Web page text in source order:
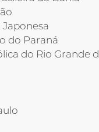
do Paraná
do Rio Grande